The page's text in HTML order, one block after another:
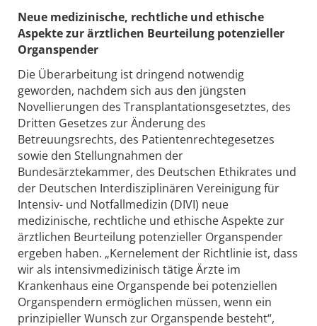
Neue medizinische, rechtliche und ethische
Aspekte zur ärztlichen Beurteilung potenzieller
Organspender
Die Überarbeitung ist dringend notwendig
geworden, nachdem sich aus den jüngsten
Novellierungen des Transplantationsgesetztes, des
Dritten Gesetzes zur Änderung des
Betreuungsrechts, des Patientenrechtegesetzes
sowie den Stellungnahmen der
Bundesärztekammer, des Deutschen Ethikrates und
der Deutschen Interdisziplinären Vereinigung für
Intensiv- und Notfallmedizin (DIVI) neue
medizinische, rechtliche und ethische Aspekte zur
ärztlichen Beurteilung potenzieller Organspender
ergeben haben. „Kernelement der Richtlinie ist, dass
wir als intensivmedizinisch tätige Ärzte im
Krankenhaus eine Organspende bei potenziellen
Organspendern ermöglichen müssen, wenn ein
prinzipieller Wunsch zur Organspende besteht“,